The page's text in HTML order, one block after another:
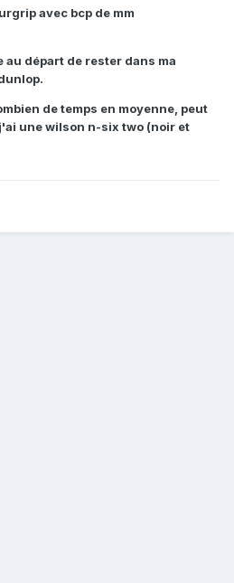
avec bcp de mm
départ de rester dans ma
de temps en moyenne, peut
une wilson n-six two (noir et